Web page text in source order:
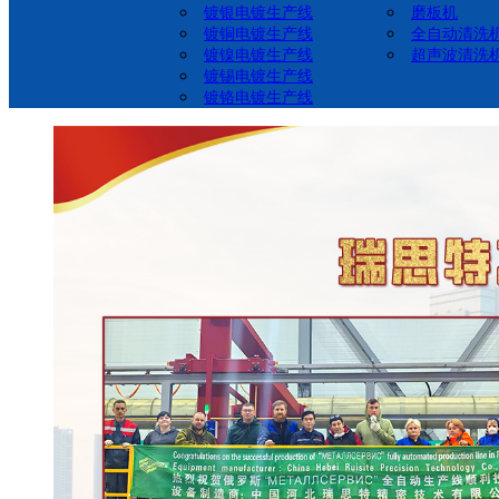
镀银电镀生产线
镀铜电镀生产线
镀镍电镀生产线
镀锡电镀生产线
镀铬电镀生产线
磨板机
全自动清洗
超声波清洗